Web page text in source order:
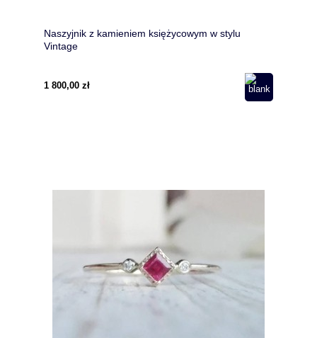
Naszyjnik z kamieniem księżycowym w stylu
Vintage
1 800,00 zł